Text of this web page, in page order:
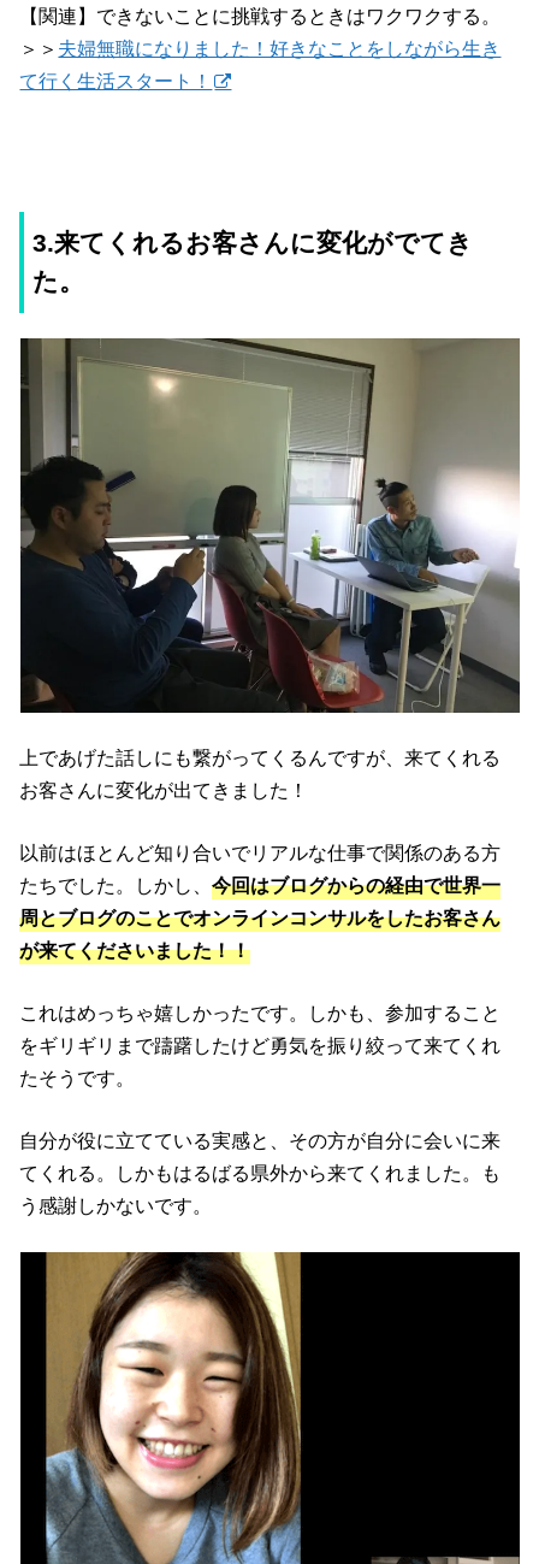
【関連】できないことに挑戦するときはワクワクする。
＞＞ 夫婦無職になりました！好きなことをしながら生き
て行く生活スタート！
3.来てくれるお客さんに変化がでてき
た。
上であげた話しにも繋がってくるんですが、来てくれる
お客さんに変化が出てきました！
以前はほとんど知り合いでリアルな仕事で関係のある方
たちでした。しかし、今回はブログからの経由で世界一
周とブログのことでオンラインコンサルをしたお客さん
が来てくださいました！！
これはめっちゃ嬉しかったです。しかも、参加すること
をギリギリまで躊躇したけど勇気を振り絞って来てくれ
たそうです。
自分が役に立てている実感と、その方が自分に会いに来
てくれる。しかもはるばる県外から来てくれました。も
う感謝しかないです。